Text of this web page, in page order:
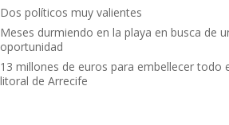
Dos políticos muy valientes
Meses durmiendo en la playa en busca de
oportunidad
13 millones de euros para embellecer todo
litoral de Arrecife